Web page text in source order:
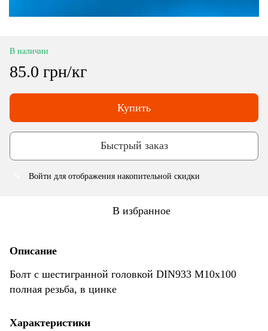
В наличии
85.0 грн/кг
Купить
Быстрый заказ
Войти для отображения накопительной скидки
В избранное
Описание
Болт с шестигранной головкой DIN933 М10х100
полная резьба, в цинке
Характеристики